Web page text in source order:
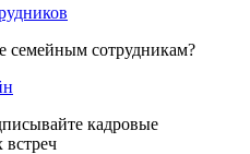
семейным сотрудникам?
кадровые
встреч